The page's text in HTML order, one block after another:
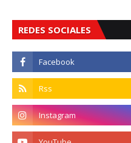
REDES SOCIALES